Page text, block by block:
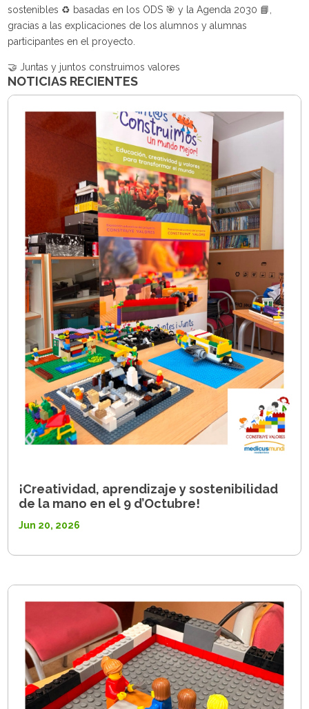
sostenibles ♻️ basadas en los ODS 🎯 y la Agenda 2030 📘,
gracias a las explicaciones de los alumnos y alumnas
participantes en el proyecto.
🤝 Juntas y juntos construimos valores
NOTICIAS RECIENTES
¡Creatividad, aprendizaje y sostenibilidad
de la mano en el 9 d’Octubre!
Jun 20, 2026